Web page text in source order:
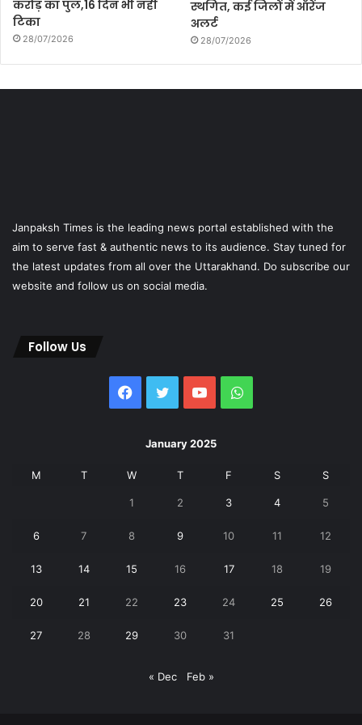
करोड़ का पुल,16 दिन भी नही
टिका
28/07/2026
स्थगित, कई जिलों में ऑरेंज
अलर्ट
28/07/2026
Janpaksh Times is the leading news portal established with the
aim to serve fast & authentic news to its audience. Stay tuned for
the latest updates from all over the Uttarakhand. Do subscribe our
website and follow us on social media.
Follow Us
Facebook
Twitter YouTubeWhatsApp
January 2025
M T W T F S S
1 2 3 4 5
6 7 8 9 10 11 12
13 14 15 16 17 18 19
20 21 22 23 24 25 26
27 28 29 30 31
« Dec Feb »